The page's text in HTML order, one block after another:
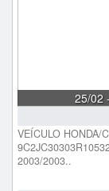
25/02
VEÍCULO HONDA/
2003/2003..